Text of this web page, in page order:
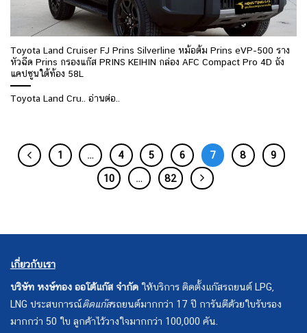
Toyota Land Cruiser FJ Prins Silverline หม้อต้ม Prins eVP-500 ราง
หัวฉีด Prins กรองแก๊ส PRINS KEIHIN กล่อง AFC Compact Pro 4D ถัง
แคปซูนใต้ท้อง 58L
Toyota Land Cru.. อ่านต่อ..
1 … 4 5 6 7 8
9
10
… 82
เกี่ยวกับเรา
บริษัท หงษ์ทอง ออโต้แก๊ส จำกัด ให้บริการ ติดตั้งแก๊สรถยนต์ LPG,
LNG ประสบการณ์ติดแก๊สรถยนต์มากกว่า 17 ปี การันตีด้วยใบรับรอง
มากกว่า 50 ใบ ลูกค้าไว้วางใจมากกว่า 100,000 คัน.